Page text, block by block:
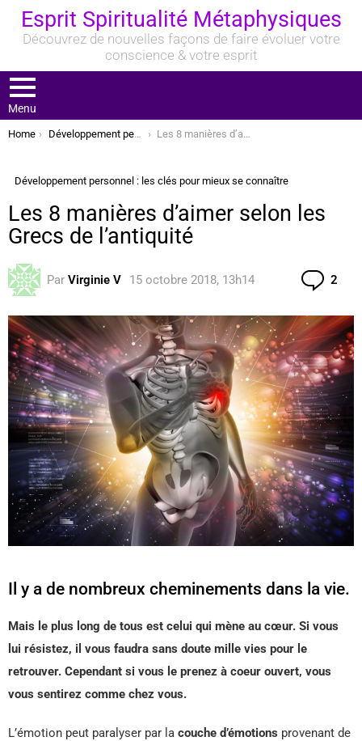
Esprit Spiritualité Métaphysiques
Découvrez de nouvelles façons de faire évoluer votre
conscience & votre esprit
Menu
You are here:
Home Développement personnel : les clés pour mieux se connaître Les 8 manières d’aimer selon les Grecs de l’antiquité
Développement personnel : les clés pour mieux se connaître
Les 8 manières d’aimer selon les
Grecs de l’antiquité
Par Virginie V 15 octobre 2018, 13h14 2
Il y a de nombreux cheminements dans la vie.
Mais le plus long de tous est celui qui mène au cœur. Si vous
lui résistez, il vous faudra sans doute mille vies pour le
retrouver. Cependant si vous le prenez à coeur ouvert, vous
vous sentirez comme chez vous.
L’émotion peut paralyser par la couche d’émotions provenant de